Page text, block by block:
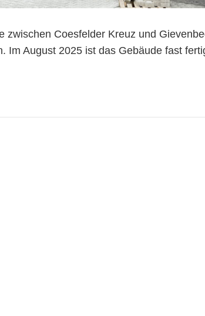
zwischen Coesfelder Kreuz und
Im August 2025 ist das Gebäude fast